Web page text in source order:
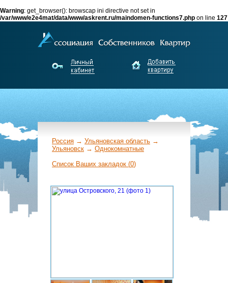
Warning: get_browser(): browscap ini directive not set in
/var/www/e2e4mat/data/www/askrent.ru/maindomen-functions7.php on line 127
Россия → Ульяновская область →
Ульяновск → Однокомнатные
←
Список Ваших закладок (0)